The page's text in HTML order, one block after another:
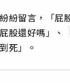
紛留言，「屁
屁股還好嗎」
死」。